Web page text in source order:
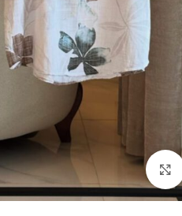
بزرگنمایی تصویر